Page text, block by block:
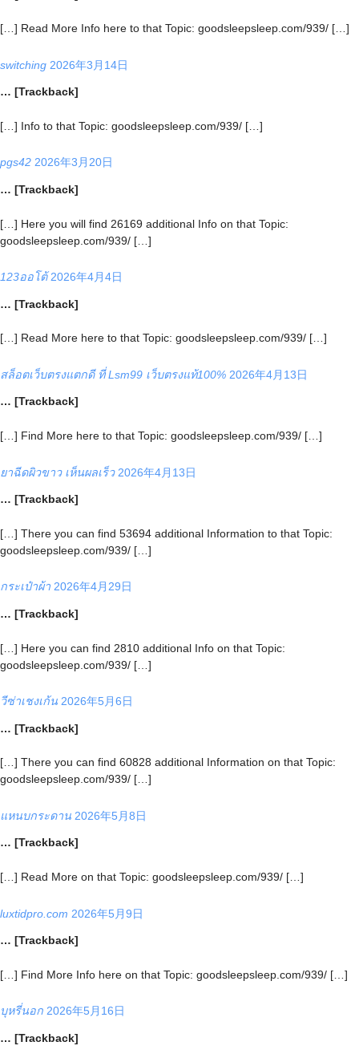
[…] Read More Info here to that Topic: goodsleepsleep.com/939/ […]
switching 2026年3月14日
… [Trackback]
[…] Info to that Topic: goodsleepsleep.com/939/ […]
pgs42 2026年3月20日
… [Trackback]
[…] Here you will find 26169 additional Info on that Topic:
goodsleepsleep.com/939/ […]
123ออโต้ 2026年4月4日
… [Trackback]
[…] Read More here to that Topic: goodsleepsleep.com/939/ […]
สล็อตเว็บตรงแตกดี ที่ Lsm99 เว็บตรงแท้100% 2026年4月13日
… [Trackback]
[…] Find More here to that Topic: goodsleepsleep.com/939/ […]
ยาฉีดผิวขาว เห็นผลเร็ว 2026年4月13日
… [Trackback]
[…] There you can find 53694 additional Information to that Topic:
goodsleepsleep.com/939/ […]
กระเป๋าผ้า 2026年4月29日
… [Trackback]
[…] Here you can find 2810 additional Info on that Topic:
goodsleepsleep.com/939/ […]
วีซ่าเชงเก้น 2026年5月6日
… [Trackback]
[…] There you can find 60828 additional Information on that Topic:
goodsleepsleep.com/939/ […]
แหนบกระดาน 2026年5月8日
… [Trackback]
[…] Read More on that Topic: goodsleepsleep.com/939/ […]
luxtidpro.com 2026年5月9日
… [Trackback]
[…] Find More Info here on that Topic: goodsleepsleep.com/939/ […]
บุหรี่นอก 2026年5月16日
… [Trackback]